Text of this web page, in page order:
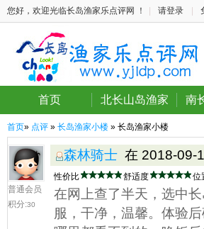
您好，欢迎光临长岛渔家乐点评网 ！ 请登录
首页 北长山岛渔家 南
首页» 点评 » 长岛渔家小楼 » 长岛渔家小楼
普通会员
积分:30
森林骑士 在 2018-09-
性价比 舒适度 位
在网上查了半天，选中
服，干净，温馨。体验